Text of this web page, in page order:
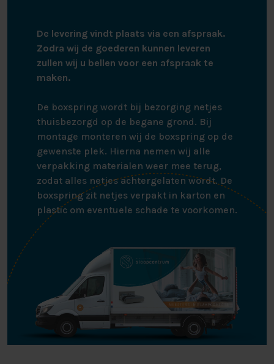
De levering vindt plaats via een afspraak.
Zodra wij de goederen kunnen leveren
zullen wij u bellen voor een afspraak te
maken.
De boxspring wordt bij bezorging netjes
thuisbezorgd op de begane grond. Bij
montage monteren wij de boxspring op de
gewenste plek. Hierna nemen wij alle
verpakking materialen weer mee terug,
zodat alles netjes achtergelaten wordt. De
boxspring zit netjes verpakt in karton en
plastic om eventuele schade te voorkomen.